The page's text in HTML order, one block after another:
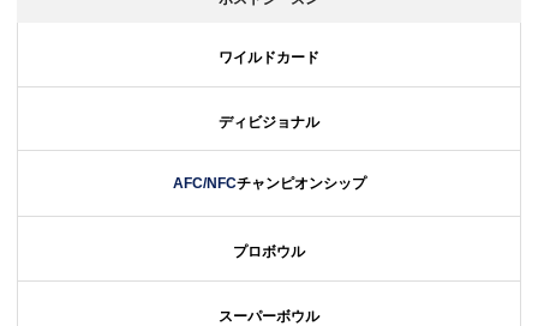
ワイルドカード
ディビジョナル
AFC/NFCチャンピオンシップ
プロボウル
スーパーボウル